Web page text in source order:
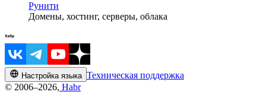
Рунити
Домены, хостинг, серверы, облака
Настройка языка Техническая поддержка
© 2006–2026, Habr